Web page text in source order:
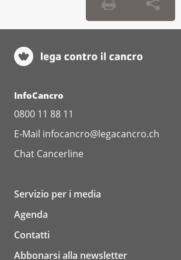
InfoCancro
0800 11 88 11
E-Mail infocancro@legacancro.ch
Chat Cancerline
Servizio per i media
Agenda
Contatti
Abbonarsi alla newsletter